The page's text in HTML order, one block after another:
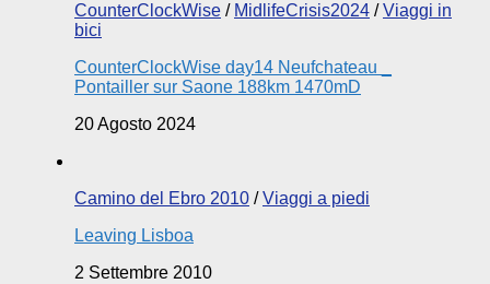
CounterClockWise / MidlifeCrisis2024 /Viaggi in
bici
CounterClockWise day14 Neufchateau _
Pontailler sur Saone 188km 1470mD
20 Agosto 2024
Camino del Ebro 2010 /Viaggi a piedi
Leaving Lisboa
2 Settembre 2010